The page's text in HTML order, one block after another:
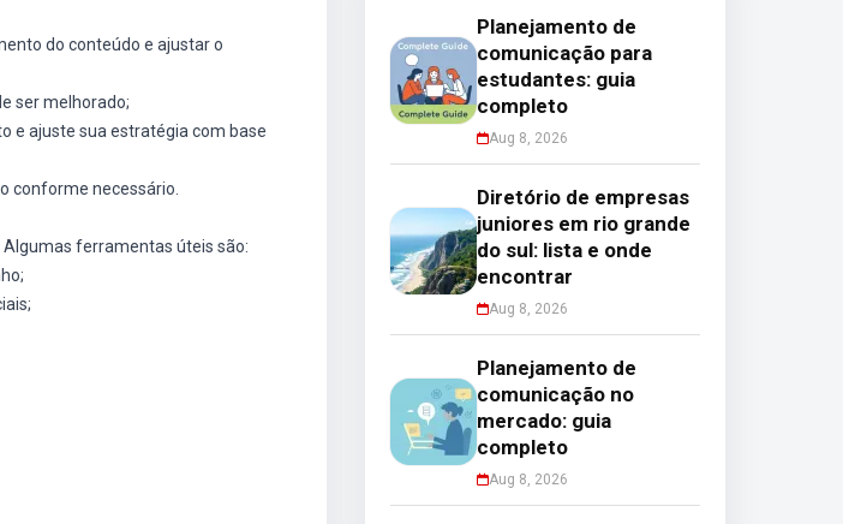
do conteúdo e ajustar o
ser melhorado;
e ajuste sua estratégia com base
conforme necessário.
ferramentas úteis são:
Planejamento de
comunicação para
estudantes: guia
completo
Aug 8, 2026
Diretório de empresas
juniores em rio grande
do sul: lista e onde
encontrar
Aug 8, 2026
Planejamento de
comunicação no
mercado: guia
completo
Aug 8, 2026